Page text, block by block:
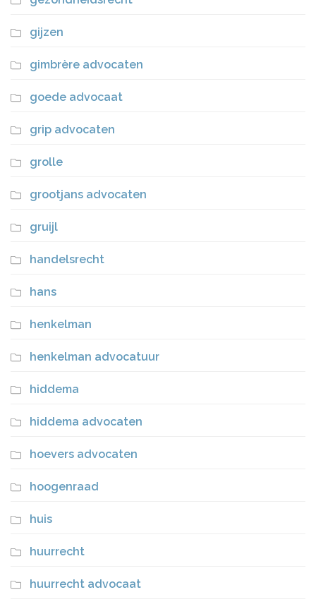
gijzen
gimbrère advocaten
goede advocaat
grip advocaten
grolle
grootjans advocaten
gruijl
handelsrecht
hans
henkelman
henkelman advocatuur
hiddema
hiddema advocaten
hoevers advocaten
hoogenraad
huis
huurrecht
huurrecht advocaat